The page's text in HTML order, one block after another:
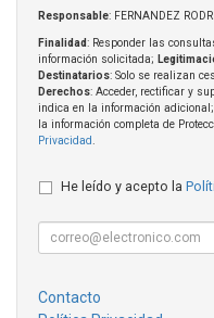
Responsable: FERNANDEZ
Finalidad: Responder las
información solicitada;
Destinatarios: Solo se realizan
Derechos: Acceder, rectificar y
indica en la información adicional;
la información completa de
Privacidad
He leído y acepto la
Contacto